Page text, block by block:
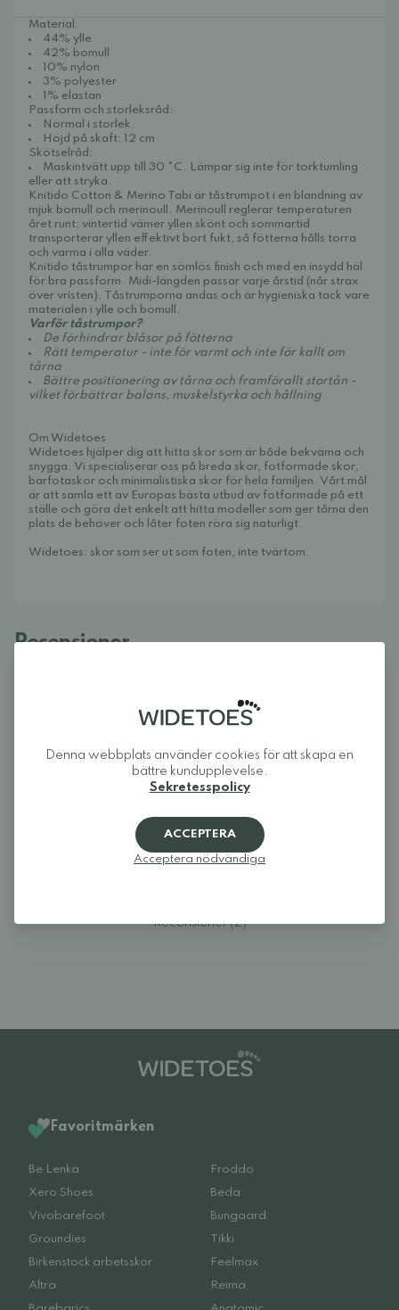
Material:
44% ylle
42% bomull
10% nylon
3% polyester
1% elastan
Passform och storleksråd:
Normal i storlek.
Höjd på skaft: 12 cm
Skötselråd:
Maskintvätt upp till 30 °C. Lämpar sig inte för torktumling
eller att stryka.
Knitido Cotton & Merino Tabi är tåstrumpot i en blandning av
mjuk bomull och merinoull. Merinoull reglerar temperaturen
året runt; vintertid vämer yllen skönt och sommartid
transporterar yllen effektivt bort fukt, så fötterna hålls torra
och varma i alla väder.
Knitido tåstrumpor har en sömlös finish och med en insydd häl
för bra passform. Midi-längden passar varje årstid (når strax
över vristen). Tåstrumporna andas och är hygieniska tack vare
materialen i ylle och bomull.
Varför tåstrumpor?
De förhindrar blåsor på fötterna
Rätt temperatur - inte för varmt och inte för kallt om
tårna
Bättre positionering av tårna och framförallt stortån -
vilket förbättrar balans, muskelstyrka och hållning
Om Widetoes
Widetoes hjälper dig att hitta skor som är både bekväma och
snygga. Vi specialiserar oss på breda skor, fotformade skor,
barfotaskor och minimalistiska skor för hela familjen. Vårt mål
är att samla ett av Europas bästa utbud av fotformade på ett
ställe och göra det enkelt att hitta modeller som ger tårna den
plats de behöver och låter foten röra sig naturligt.
Widetoes: skor som ser ut som foten, inte tvärtom.
Recensioner
Logga in och betygsätt produkten.
LOGGA IN
Recensioner (2)
Favoritmärken
Be Lenka
Froddo
Xero Shoes
Beda
Vivobarefoot
Bungaard
Groundies
Tikki
Birkenstock arbetsskor
Feelmax
Altra
Reima
Denna webbplats använder cookies för att skapa en
bättre kundupplevelse.
Sekretesspolicy
ACCEPTERA
Acceptera nödvändiga